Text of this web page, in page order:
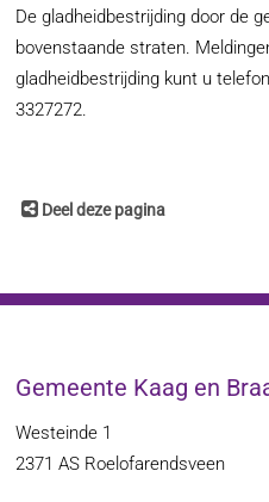
De gladheidbestrijding door de
bovenstaande straten.
gladheidbestrijding kunt u
3327272.
Deel deze pagina
Gemeente Kaag en
Westeinde 1
2371 AS Roelofarendsveen